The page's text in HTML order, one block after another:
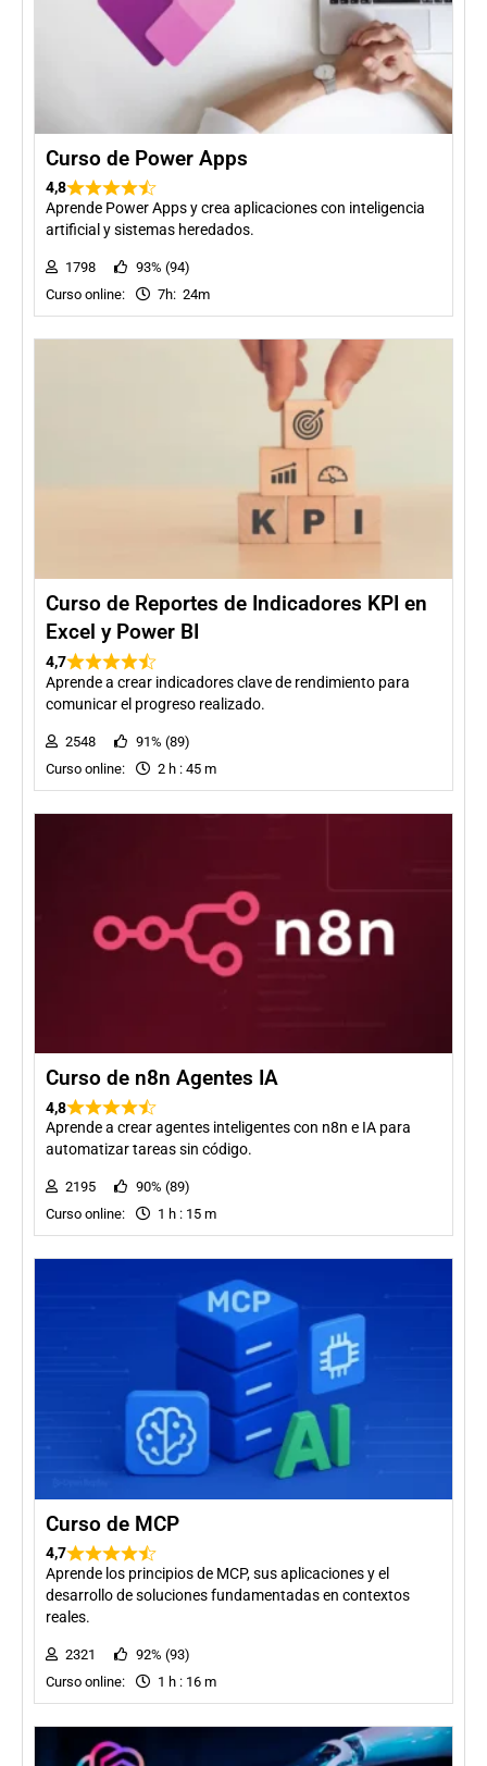
Curso de Power Apps
4,8
Aprende Power Apps y crea aplicaciones con inteligencia
artificial y sistemas heredados.
1798
93% (94)
Curso online:
7h: 24m
Curso de Reportes de Indicadores KPI en
Excel y Power BI
4,7
Aprende a crear indicadores clave de rendimiento para
comunicar el progreso realizado.
2548
91% (89)
Curso online:
2 h : 45 m
Curso de n8n Agentes IA
4,8
Aprende a crear agentes inteligentes con n8n e IA para
automatizar tareas sin código.
2195
90% (89)
Curso online:
1 h : 15 m
Curso de MCP
4,7
Aprende los principios de MCP, sus aplicaciones y el
desarrollo de soluciones fundamentadas en contextos
reales.
2321
92% (93)
Curso online:
1 h : 16 m